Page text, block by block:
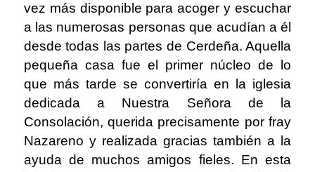
vez más disponible para acoger y escuchar
a las numerosas personas que acudían a él
desde todas las partes de Cerdeña. Aquella
pequeña casa fue el primer núcleo de lo
que más tarde se convertiría en la iglesia
dedicada a Nuestra Señora de la
Consolación, querida precisamente por fray
Nazareno y realizada gracias también a la
ayuda de muchos amigos fieles. En esta